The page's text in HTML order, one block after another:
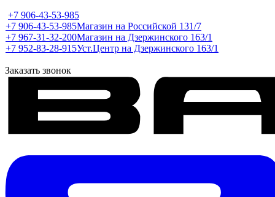
+7 906-43-53-985
+7 906-43-53-985Магазин на Российской 131/7
+7 967-31-32-200Магазин на Дзержинского 163/1
+7 952-83-28-915Уст.Центр на Дзержинского 163/1
Заказать звонок